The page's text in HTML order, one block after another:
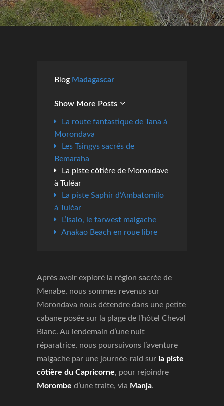
Blog Madagascar
Show More Posts
La route fantastique de Tana à
Morondava
Les Tsingys sacrés de
Bemaraha
La piste côtière de Morondave
à Tuléar
La piste Saphir d’Ambatomilo
à Tuléar
L’Isalo, le farwest malgache
Anakao Beach en roue libre
Après avoir exploré la région sacrée de
Menabe, nous sommes revenus sur
Morondava nous détendre dans une petite
cabane posée sur la plage de l’hôtel Cheval
Blanc. Au lendemain d’une nuit
réparatrice, nous poursuivons l’aventure
malgache par une journée-raid sur la piste
côtière du Capricorne, pour rejoindre
Morombe d’une traite, via Manja.